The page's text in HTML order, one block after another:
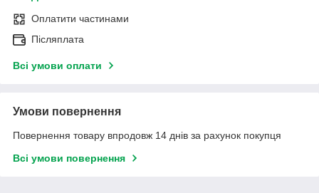
Оплатити частинами
Післяплата
Всі умови оплати
Умови повернення
Повернення товару впродовж 14 днів за рахунок покупця
Всі умови повернення